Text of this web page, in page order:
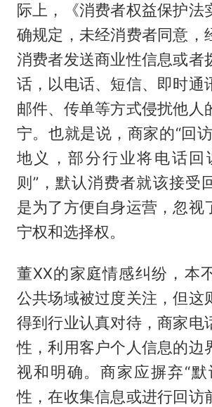
际上，《消费者权益保护法
确规定，未经消费者同意，
消费者发送商业性信息或者
话，以电话、短信、即时通
邮件、传单等方式侵扰他人
宁。也就是说，商家的“回
地义，部分行业将电话回
则”，默认消费者就该接受
是为了方便自身运营，忽视
宁权和选择权。
董XX的家庭情感纠纷，本
公共场域被过度关注，但这
得到行业认真对待，商家电
性，利用客户个人信息的边
视和明确。商家应摒弃“默
性，在收集信息或进行回访